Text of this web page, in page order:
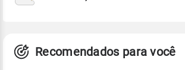
Recomendados para você